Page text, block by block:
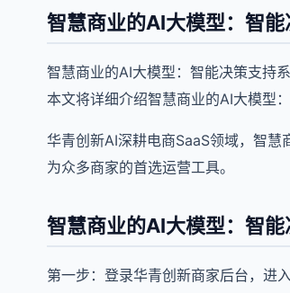
智慧商业的AI大模型：智
智慧商业的AI大模型：智能决策支持
本文将详细介绍智慧商业的AI大模型
华青创新AI深耕电商SaaS领域，智
为众多商家的首选运营工具。
智慧商业的AI大模型：智
第一步：登录华青创新商家后台，进入